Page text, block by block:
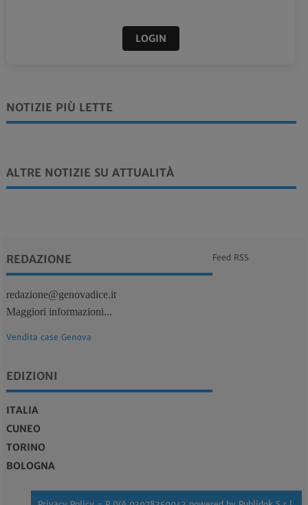
LOGIN
NOTIZIE PIÙ LETTE
ALTRE NOTIZIE SU ATTUALITÀ
REDAZIONE
redazione@genovadice.it
Maggiori informazioni...
Vendita case Genova
EDIZIONI
ITALIA
CUNEO
TORINO
BOLOGNA
Feed RSS